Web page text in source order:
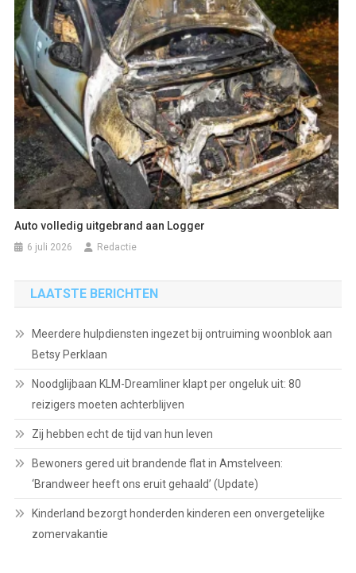
Auto volledig uitgebrand aan Logger
6 juli 2026 Redactie
LAATSTE BERICHTEN
Meerdere hulpdiensten ingezet bij ontruiming woonblok aan
Betsy Perklaan
Noodglijbaan KLM-Dreamliner klapt per ongeluk uit: 80
reizigers moeten achterblijven
Zij hebben echt de tijd van hun leven
Bewoners gered uit brandende flat in Amstelveen:
‘Brandweer heeft ons eruit gehaald’ (Update)
Kinderland bezorgt honderden kinderen een onvergetelijke
zomervakantie